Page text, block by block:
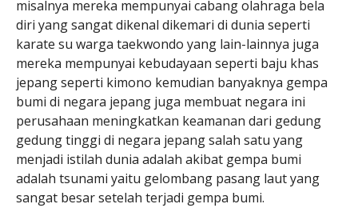
misalnya mereka mempunyai cabang olahraga bela
diri yang sangat dikenal dikemari di dunia seperti
karate su warga taekwondo yang lain-lainnya juga
mereka mempunyai kebudayaan seperti baju khas
jepang seperti kimono kemudian banyaknya gempa
bumi di negara jepang juga membuat negara ini
perusahaan meningkatkan keamanan dari gedung
gedung tinggi di negara jepang salah satu yang
menjadi istilah dunia adalah akibat gempa bumi
adalah tsunami yaitu gelombang pasang laut yang
sangat besar setelah terjadi gempa bumi.